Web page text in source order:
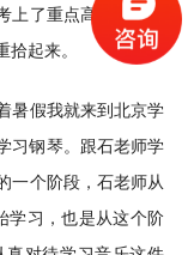
上了重点高中——临
起来。
暑假我就来到北京学
习钢琴。跟石老师学
一个阶段，石老师从
学习，也是从这个阶